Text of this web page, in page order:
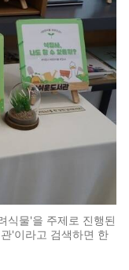
식물'을 주제로 진행된
'이라고 검색하면 한